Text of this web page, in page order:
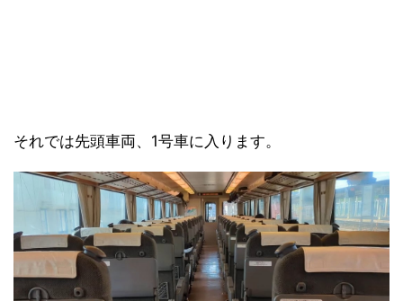
それでは先頭車両、1号車に入ります。